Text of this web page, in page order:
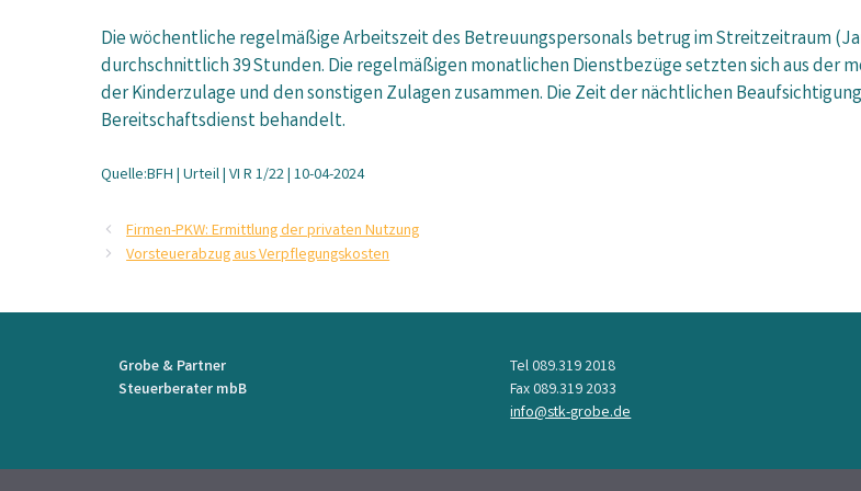
Die wöchentliche regelmäßige Arbeitszeit des Betreuungspersonals betrug im Streitzeitraum
durchschnittlich 39 Stunden. Die regelmäßigen monatlichen Dienstbezüge setzten sich aus
der Kinderzulage und den sonstigen Zulagen zusammen. Die Zeit der nächtlichen
Bereitschaftsdienst behandelt.
Quelle:BFH | Urteil | VI R 1/22 | 10-04-2024
Firmen-PKW: Ermittlung der privaten Nutzung
Vorsteuerabzug aus Verpflegungskosten
Grobe & Partner
Steuerberater mbB
Tel 089.319 2018
Fax 089.319 2033
info@stk-grobe.de